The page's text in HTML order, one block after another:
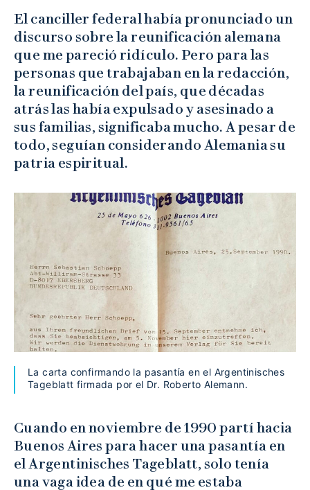
El canciller federal había pronunciado un
discurso sobre la reunificación alemana
que me pareció ridículo. Pero para las
personas que trabajaban en la redacción,
la reunificación del país, que décadas
atrás las había expulsado y asesinado a
sus familias, significaba mucho. A pesar de
todo, seguían considerando Alemania su
patria espiritual.
La carta confirmando la pasantía en el Argentinisches
Tageblatt firmada por el Dr. Roberto Alemann.
Cuando en noviembre de 1990 partí hacia
Buenos Aires para hacer una pasantía en
el Argentinisches Tageblatt, solo tenía
una vaga idea de en qué me estaba